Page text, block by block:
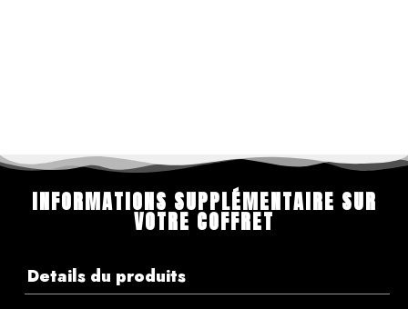
INFORMATIONS SUPPLÉMENTAIRE SUR
VOTRE COFFRET
Details du produits